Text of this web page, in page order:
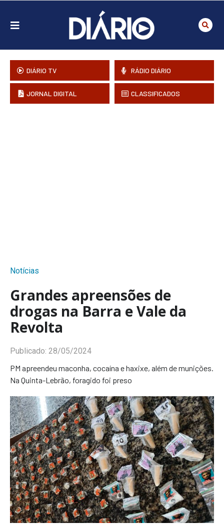
DIÁRIO TV RÁDIO DIÁRIO
JORNAL DIGITAL CLASSIFICADOS
Notícias
Grandes apreensões de
drogas na Barra e Vale da
Revolta
Publicado: 28/05/2024
PM apreendeu maconha, cocaína e haxixe, além de munições.
Na Quinta-Lebrão, foragido foi preso